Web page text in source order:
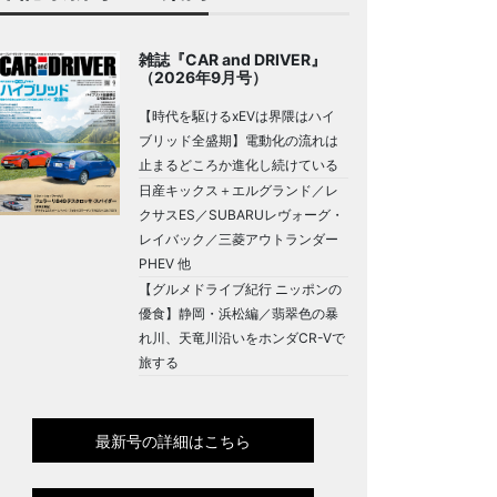
雑誌『CAR and DRIVER』
（2026年9月号）
【時代を駆けるxEVは界隈はハイ
ブリッド全盛期】電動化の流れは
止まるどころか進化し続けている
日産キックス＋エルグランド／レ
クサスES／SUBARUレヴォーグ・
レイバック／三菱アウトランダー
PHEV 他
【グルメドライブ紀行 ニッポンの
優食】静岡・浜松編／翡翠色の暴
れ川、天竜川沿いをホンダCR-Vで
旅する
最新号の詳細はこちら